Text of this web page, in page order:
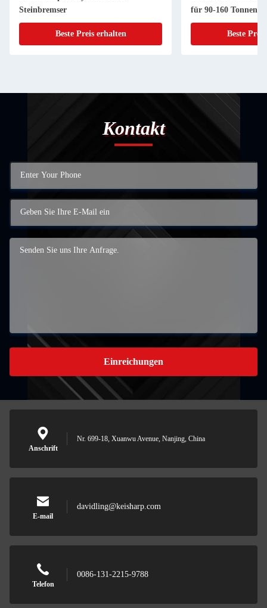
Steinbremser
Beste Preis erhalten
für 90-160 Tonnen
Beste
Kontakt
Einreichungen
Anschrift
Nr. 699-18, Xuanwu Avenue, Nanjing, China
E-mail
davidling@keisharp.com
Telefon
0086-131-2215-9788